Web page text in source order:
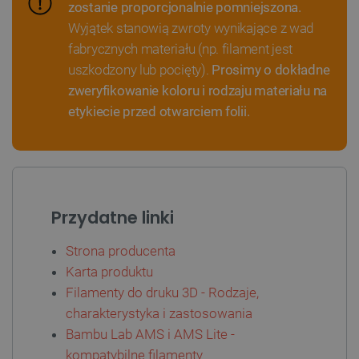
zostanie proporcjonalnie pomniejszona.
Wyjątek stanowią zwroty wynikające z wad
fabrycznych materiału (np. filament jest
uszkodzony lub pocięty). Prosimy o dokładne
zweryfikowanie koloru i rodzaju materiału na
etykiecie przed otwarciem folii.
Przydatne linki
Strona producenta
Karta produktu
Filamenty do druku 3D - Rodzaje,
charakterystyka i zastosowania
Bambu Lab AMS i AMS Lite -
kompatybilne filamenty
__cf_bm
Cloudflare Inc.
.webshopapp.com